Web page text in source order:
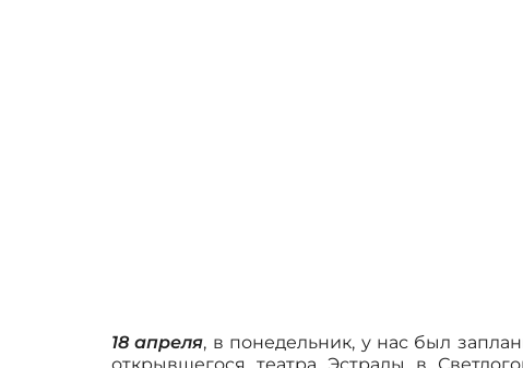
18 апреля, в понедельник, у нас был